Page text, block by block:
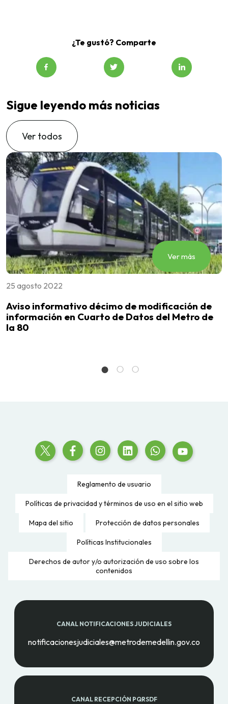
¿Te gustó? Comparte
Sigue leyendo más noticias
Ver todos
Ver más
25 agosto 2022
Aviso informativo décimo de modificación de
información en Cuarto de Datos del Metro de
la 80
Reglamento de usuario
Políticas de privacidad y términos de uso en el sitio web
Mapa del sitio Protección de datos personales
Políticas Institucionales
Derechos de autor y/o autorización de uso sobre los
contenidos
CANAL NOTIFICACIONES JUDICIALES
notificacionesjudiciales@metrodemedellin.gov.co
CANAL RECEPCIÓN PQRSDF